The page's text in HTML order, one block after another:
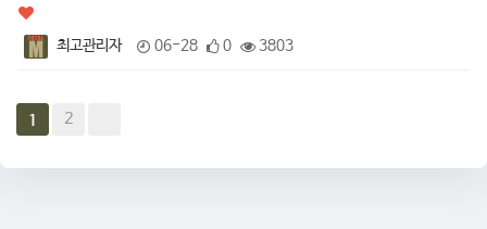
최고관리자 06-28 0 3803
1 2